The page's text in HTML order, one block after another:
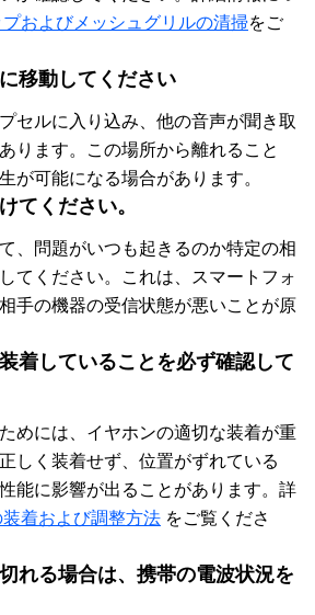
およびメッシュグリルの清掃をご
移動してください
セルに入り込み、他の音声が聞き取
ります。この場所から離れること
が可能になる場合があります。
てください。
、問題がいつも起きるのか特定の相
てください。これは、スマートフォ
手の機器の受信状態が悪いことが原
着していることを必ず確認して
めには、イヤホンの適切な装着が重
しく装着せず、位置がずれている
能に影響が出ることがあります。詳
着および調整方法 をご覧くださ
れる場合は、携帯の電波状況を